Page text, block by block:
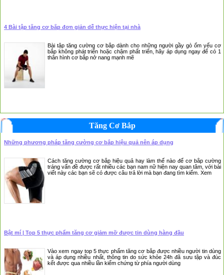
4 Bài tập tăng cơ bắp đơn giản dễ thực hiện tại nhà
Bài tập tăng cường cơ bắp dành cho những người gầy gò ốm yếu cơ
bắp không phát triển hoặc chậm phất triển, hãy áp dụng ngay để có 1
thân hình cơ bắp nở nang mạnh mẽ
Tăng Cơ Bắp
Những phương pháp tăng cường cơ bắp hiệu quả nên áp dụng
Cách tăng cường cơ bắp hiệu quả hay làm thế nào để cơ bắp cường
tráng vấn đề được rất nhiều các bạn nam nữ hiện nay quan tâm, với bài
viết này các bạn sẽ có được câu trả lời mà bạn đang tìm kiếm. Xem
Bật mí | Top 5 thực phẩm tăng cơ giảm mỡ được tin dùng hàng đầu
Vào xem ngay top 5 thực phẩm tăng cơ bắp được nhiều người tin dùng
và áp dụng nhiều nhất, thông tin do sức khỏe 24h đã sưu tập và đúc
kết được qua nhiều lần kiểm chứng từ phía người dùng